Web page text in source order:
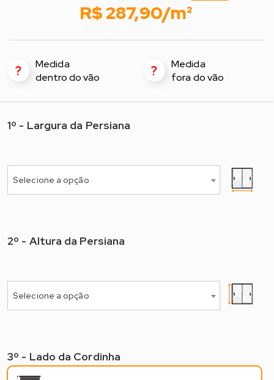
R$ 287,90/m²
?
Medida
dentro do vão
?
Medida
fora do vão
1º - Selecione a Largura*
1º - Largura da Persiana
Selecione a opção
2º - Selecione a Altura*
2º - Altura da Persiana
Selecione a opção
3º - Lado do Comando
3º - Lado da Cordinha